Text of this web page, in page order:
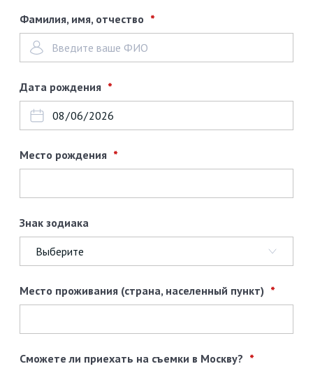
Фамилия, имя, отчество
Дата рождения
Место рождения
Знак зодиака
Место проживания (страна, населенный пункт)
Сможете ли приехать на съемки в Москву?